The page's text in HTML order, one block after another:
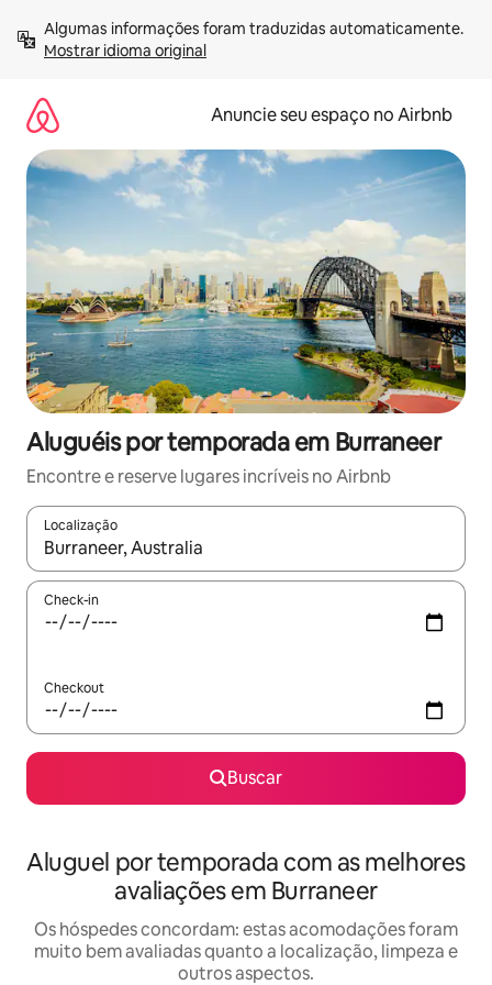
para
Mostrar idioma original
Anuncie seu espaço no Airbnb
Aluguéis por temporada em Burraneer
Encontre e reserve lugares incríveis no Airbnb
Localização
Quando os resultados estiverem disponíveis, explore-os
Check-in
Checkout
Buscar
Aluguel por temporada com as melhores
avaliações em Burraneer
Os hóspedes concordam: estas acomodações foram
muito bem avaliadas quanto a localização, limpeza e
outros aspectos.